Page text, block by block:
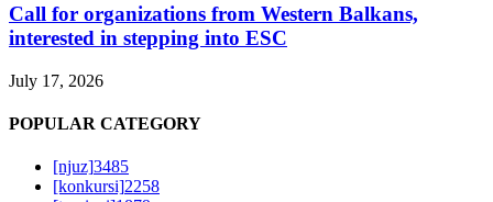
Call for organizations from Western Balkans,
interested in stepping into ESC
July 17, 2026
POPULAR CATEGORY
[njuz]3485
[konkursi]2258